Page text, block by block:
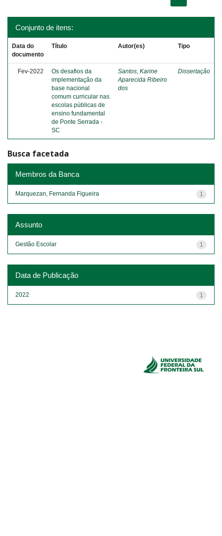
Conjunto de itens:
Data do
documento
Título Autor(es) Tipo
Fev-2022
Os desafios da
implementação da
base nacional
comum curricular nas
escolas públicas de
ensino fundamental
de Ponte Serrada -
SC
Santos, Karine
Aparecida Ribeiro
dos
Dissertação
Busca facetada
Membros da Banca
1
Marquezan, Fernanda Figueira
Assunto
1
Gestão Escolar
Data de Publicação
1
2022